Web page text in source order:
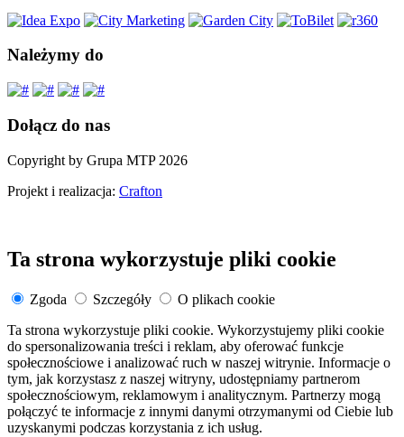
Należymy do
Dołącz do nas
Copyright by Grupa MTP 2026
Projekt i realizacja: Crafton
Ta strona wykorzystuje pliki cookie
Zgoda Szczegóły
O plikach cookie
Ta strona wykorzystuje pliki cookie. Wykorzystujemy pliki cookie
do spersonalizowania treści i reklam, aby oferować funkcje
społecznościowe i analizować ruch w naszej witrynie. Informacje o
tym, jak korzystasz z naszej witryny, udostępniamy partnerom
społecznościowym, reklamowym i analitycznym. Partnerzy mogą
połączyć te informacje z innymi danymi otrzymanymi od Ciebie lub
uzyskanymi podczas korzystania z ich usług.